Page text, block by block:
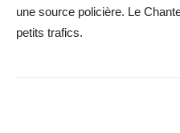
une source policière. Le
petits trafics.